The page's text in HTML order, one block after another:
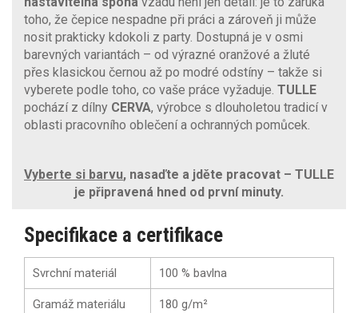
toho, že čepice nespadne při práci a zároveň ji může
nosit prakticky kdokoli z party. Dostupná je v osmi
barevných variantách – od výrazné oranžové a žluté
přes klasickou černou až po modré odstíny – takže si
vyberete podle toho, co vaše práce vyžaduje. TULLE
pochází z dílny CERVA, výrobce s dlouholetou tradicí v
oblasti pracovního oblečení a ochranných pomůcek.
Vyberte si barvu, nasaďte a jděte pracovat – TULLE
je připravená hned od první minuty.
Specifikace a certifikace
Svrchní materiál 100 % bavlna
Gramáž materiálu 180 g/m²